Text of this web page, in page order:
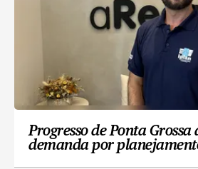
Progresso de Ponta
demanda por